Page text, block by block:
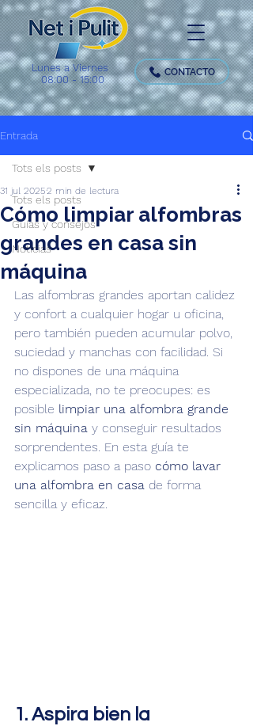
CONTACTO
Lunes a Viernes
08:00 - 15:00
Entrada
Tots els posts
Guías y consejos
Noticias
Tots els posts
Cómo limpiar alfombras
grandes en casa sin
máquina
31 jul 20252 min de lectura
Las alfombras grandes aportan calidez
y confort a cualquier hogar u oficina,
pero también pueden acumular polvo,
suciedad y manchas con facilidad. Si
no dispones de una máquina
especializada, no te preocupes: es
posible limpiar una alfombra grande
sin máquina y conseguir resultados
sorprendentes. En esta guía te
explicamos paso a paso cómo lavar
una alfombra en casa de forma
sencilla y eficaz.
1. Aspira bien la